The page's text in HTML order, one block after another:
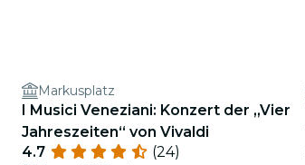
Markusplatz
I Musici Veneziani: Konzert der „Vier
Jahreszeiten“ von Vivaldi
4.7
(24)